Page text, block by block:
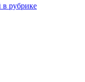
в рубрике